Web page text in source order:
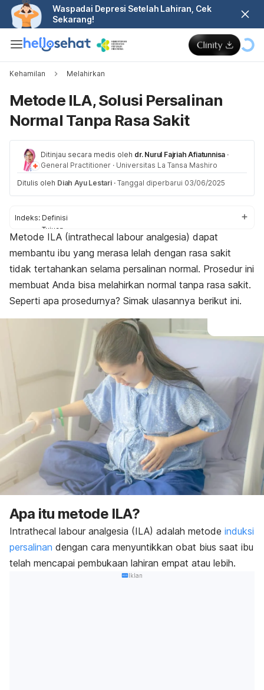
Waspadai Depresi Setelah Lahiran, Cek
Sekarang!
Kehamilan Melahirkan
Metode ILA, Solusi Persalinan
Normal Tanpa Rasa Sakit
Ditinjau secara medis oleh dr. Nurul Fajriah Afiatunnisa ·
General Practitioner · Universitas La Tansa Mashiro
Ditulis oleh Diah Ayu Lestari · Tanggal diperbarui 03/06/2025
Indeks: Definisi
Tujuan
Prosedur
Pertimbangan
Efek samping
Metode ILA (intrathecal labour analgesia) dapat
membantu ibu yang merasa lelah dengan rasa sakit
tidak tertahankan selama persalinan normal. Prosedur ini
membuat Anda bisa melahirkan normal tanpa rasa sakit.
Seperti apa prosedurnya? Simak ulasannya berikut ini.
Apa itu metode ILA?
Intrathecal labour analgesia (ILA) adalah metode induksi
persalinan dengan cara menyuntikkan obat bius saat ibu
telah mencapai pembukaan lahiran empat atau lebih.
Iklan